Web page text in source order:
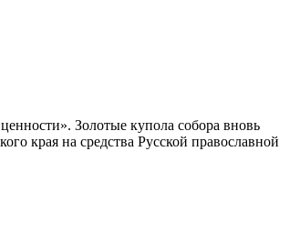
Золотые купола собора вновь
края на средства Русской православной